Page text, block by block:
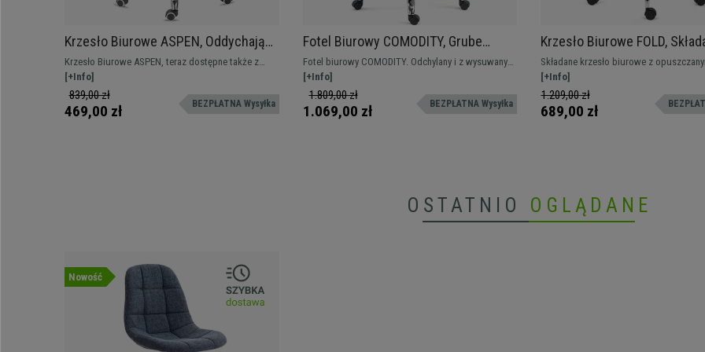
Krzesło Biurowe ASPEN, Oddychająca
siatka, miękkie siedzisko, Super Cena,
Kolor Czarny
Krzesło Biurowe ASPEN, teraz dostępne także z
miękkim siedziskiem i w wielu kolorach, jak zawsze
w najlepszej cenie. Doskonały model ergonomiczny z
wysokim oparciem z oddychającej siatki i miękkim
siedziskiem pokrytym tkaniną
[+Info]
839,00 zł
469,00 zł BEZPŁATNA Wysyłka
Fotel Biurowy COMODITY, Grube
Wypełnienie, Wysuwany Podnóżek,
Skórzany, Kremowy
Fotel biurowy COMODITY. Odchylany i z wysuwanym
podnóżkiem to fotel dla tych, którzy szukają jakości
i maksimum komfortu.
[+Info]
1.809,00 zł
1.069,00 zł BEZPŁATNA Wysyłka
Krzesło Biurowe FOLD,
Oparcie i Podłokietniki,
Praktyczne, Czarne
Składane krzesło biurowe z
podłokietnikami, maksimum zastosowań i
oszczędność miejsca. Z gumowymi
metalową podstawą
[+Info]
1.209,00 zł
689,00 zł
OSTATNIO OGLĄDANE
Nowość